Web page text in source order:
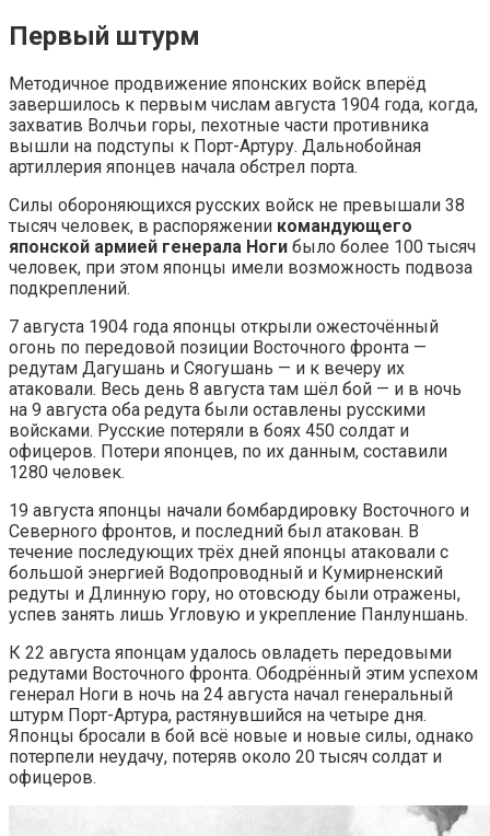
Первый штурм
Методичное продвижение японских войск вперёд
завершилось к первым числам августа 1904 года, когда,
захватив Волчьи горы, пехотные части противника
вышли на подступы к Порт-Артуру. Дальнобойная
артиллерия японцев начала обстрел порта.
Силы обороняющихся русских войск не превышали 38
тысяч человек, в распоряжении командующего
японской армией генерала Ноги было более 100 тысяч
человек, при этом японцы имели возможность подвоза
подкреплений.
7 августа 1904 года японцы открыли ожесточённый
огонь по передовой позиции Восточного фронта —
редутам Дагушань и Сяогушань — и к вечеру их
атаковали. Весь день 8 августа там шёл бой — и в ночь
на 9 августа оба редута были оставлены русскими
войсками. Русские потеряли в боях 450 солдат и
офицеров. Потери японцев, по их данным, составили
1280 человек.
19 августа японцы начали бомбардировку Восточного и
Северного фронтов, и последний был атакован. В
течение последующих трёх дней японцы атаковали с
большой энергией Водопроводный и Кумирненский
редуты и Длинную гору, но отовсюду были отражены,
успев занять лишь Угловую и укрепление Панлуншань.
К 22 августа японцам удалось овладеть передовыми
редутами Восточного фронта. Ободрённый этим успехом
генерал Ноги в ночь на 24 августа начал генеральный
штурм Порт-Артура, растянувшийся на четыре дня.
Японцы бросали в бой всё новые и новые силы, однако
потерпели неудачу, потеряв около 20 тысяч солдат и
офицеров.